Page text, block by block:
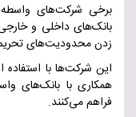
برخی شرکت‌های واسطه
بانک‌های داخلی و
زدن محدودیت‌های تحریم،
این شرکت‌ها با
همکاری با بانک‌های
فراهم می‌کنند.